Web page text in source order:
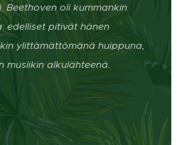
Beethoven oli kummankin
edelliset pitivät hänen
ylittämättömänä huippuna,
musiikin alkulähteenä.